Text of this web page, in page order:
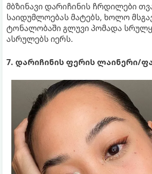
მბზინავი დარიჩინის ჩრდილები
საიდუმლოებას მატებს, ხოლო
ტონალობაში გლუვი პომადა
ასრულებს იერს.
7. დარიჩინის ფერის ლაინერი/